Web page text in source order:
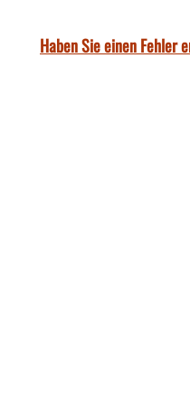
Haben Sie einen Fehler